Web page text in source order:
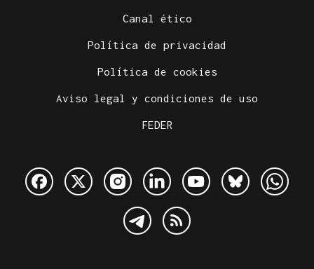
Canal ético
Política de privacidad
Política de cookies
Aviso legal y condiciones de uso
FEDER